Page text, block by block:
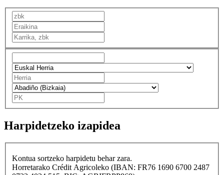
Harpidetzeko izapidea
Kontua sortzeko harpidetu behar zara.
Horretarako Crédit Agricoleko (IBAN: FR76 1690 6700 2487